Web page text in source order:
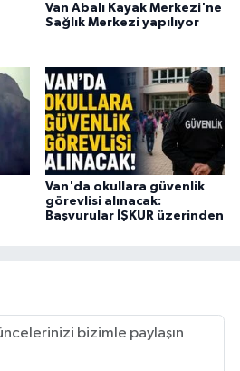
Van Abalı Kayak Merkezi'ne
Sağlık Merkezi yapılıyor
Van'da okullara güvenlik
görevlisi alınacak:
Başvurular İŞKUR üzerinden